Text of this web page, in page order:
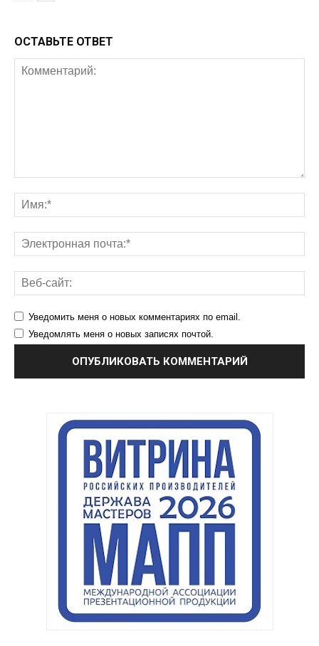
ОСТАВЬТЕ ОТВЕТ
Уведомить меня о новых комментариях по email.
Уведомлять меня о новых записях почтой.